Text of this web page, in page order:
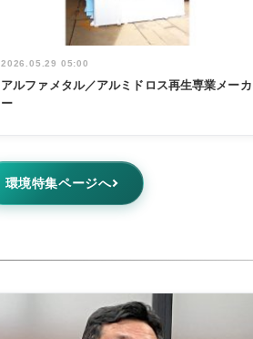
2026.05.29 05:00
アルファメタル／アルミドロス再生専業メーカ
ー
環境特集ページへ